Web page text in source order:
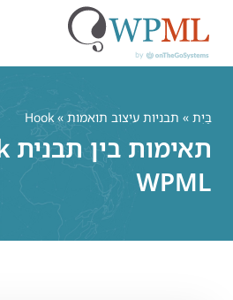
בַּיִת » תבניות עיצוב תואמות » Hook
WPML